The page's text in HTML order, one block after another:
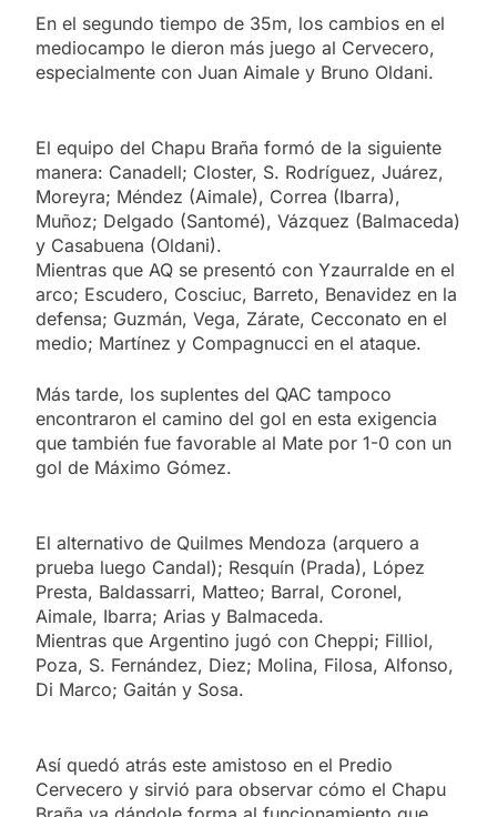
En el segundo tiempo de 35m, los cambios en el
mediocampo le dieron más juego al Cervecero,
especialmente con Juan Aimale y Bruno Oldani.
El equipo del Chapu Braña formó de la siguiente
manera: Canadell; Closter, S. Rodríguez, Juárez,
Moreyra; Méndez (Aimale), Correa (Ibarra),
Muñoz; Delgado (Santomé), Vázquez (Balmaceda)
y Casabuena (Oldani).
Mientras que AQ se presentó con Yzaurralde en el
arco; Escudero, Cosciuc, Barreto, Benavidez en la
defensa; Guzmán, Vega, Zárate, Cecconato en el
medio; Martínez y Compagnucci en el ataque.
Más tarde, los suplentes del QAC tampoco
encontraron el camino del gol en esta exigencia
que también fue favorable al Mate por 1-0 con un
gol de Máximo Gómez.
El alternativo de Quilmes Mendoza (arquero a
prueba luego Candal); Resquín (Prada), López
Presta, Baldassarri, Matteo; Barral, Coronel,
Aimale, Ibarra; Arias y Balmaceda.
Mientras que Argentino jugó con Cheppi; Filliol,
Poza, S. Fernández, Diez; Molina, Filosa, Alfonso,
Di Marco; Gaitán y Sosa.
Así quedó atrás este amistoso en el Predio
Cervecero y sirvió para observar cómo el Chapu